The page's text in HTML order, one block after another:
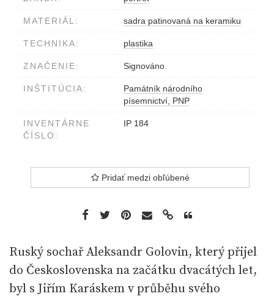
MATERIÁL: sadra patinovaná na keramiku
TECHNIKA: plastika
ZNAČENIE: Signováno
INŠTITÚCIA:
Památník národního
písemnictví, PNP
INVENTÁRNE
ČÍSLO:
IP 184
Pridať medzi obľúbené
Ruský sochař Aleksandr Golovin, který přijel
do Československa na začátku dvacátých let,
byl s Jiřím Karáskem v průběhu svého